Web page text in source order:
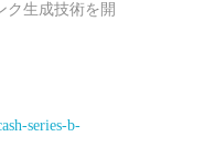
ク生成技術を開
series-b-